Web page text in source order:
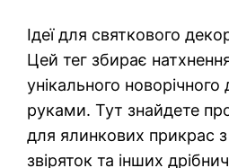
Ідеї для святкового
Цей тег збирає
унікального
руками. Тут знайдете
для ялинкових прикрас з
звіряток та інших